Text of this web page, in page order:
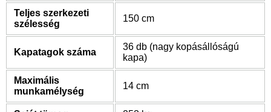
Teljes szerkezeti
szélesség
150 cm
Kapatagok száma
36 db (nagy kopásállóságú
kapa)
Maximális
munkamélység
14 cm